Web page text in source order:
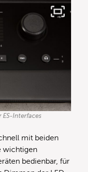
Interfaces
mit beiden
wichtigen
bedienbar, für